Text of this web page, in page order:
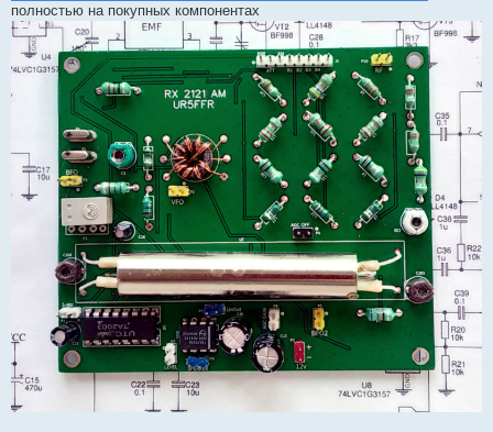
полностью на покупных компонентах